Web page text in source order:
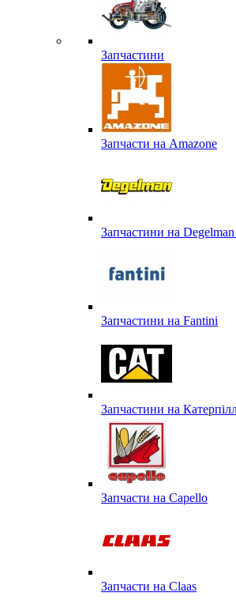
Запчастини
Запчасти на Amazone
Запчастини на
Запчастини на Fantini
Запчастини на
Запчасти на Capello
Запчасти на Сlaas